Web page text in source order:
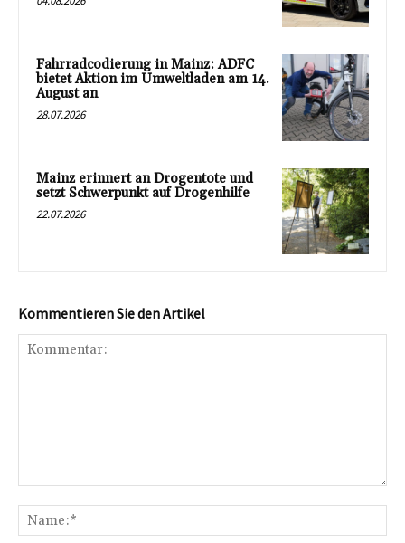
Fahrradcodierung in Mainz: ADFC
bietet Aktion im Umweltladen am 14.
August an
28.07.2026
Mainz erinnert an Drogentote und
setzt Schwerpunkt auf Drogenhilfe
22.07.2026
Kommentieren Sie den Artikel